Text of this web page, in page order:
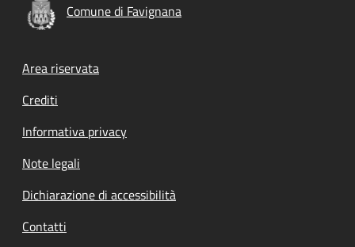
Comune di Favignana
Footer menu
Area riservata
Crediti
Informativa privacy
Note legali
Dichiarazione di accessibilità
Contatti